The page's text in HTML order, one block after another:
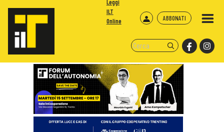
ABBONATI
Leggi
ILT
Online